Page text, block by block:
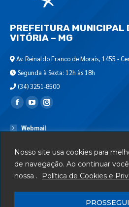
Nosso site usa cookies para
de navegação. Ao continuar
nossa .
Política de Cookies e
PREFEITURA MUNICIPAL
VITÓRIA – MG
Av. Reinaldo Franco de Morais, 1455 -
Segunda à Sexta: 12h às 18h
(34) 3251-8500
Encontre-nos em:
Webmail
Serviços
Telefones Úteis